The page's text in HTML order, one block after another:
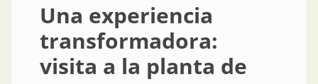
Una experiencia
transformadora:
visita a la planta de